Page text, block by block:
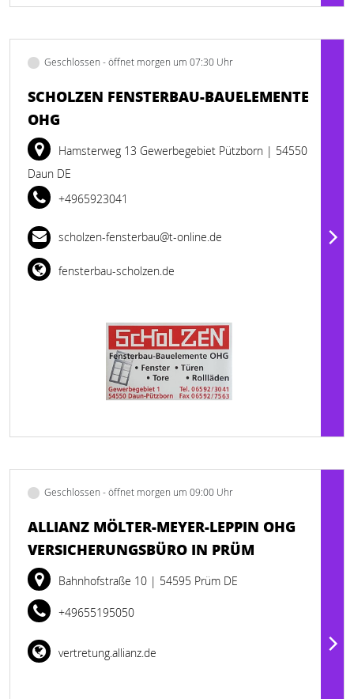
Geschlossen - öffnet morgen um 07:30 Uhr
SCHOLZEN FENSTERBAU-BAUELEMENTE
OHG
Hamsterweg 13 Gewerbegebiet Pützborn | 54550
Daun DE
+4965923041
scholzen-fensterbau@t-online.de
fensterbau-scholzen.de
Geschlossen - öffnet morgen um 09:00 Uhr
ALLIANZ MÖLTER-MEYER-LEPPIN OHG
VERSICHERUNGSBÜRO IN PRÜM
Bahnhofstraße 10 | 54595 Prüm DE
+49655195050
vertretung.allianz.de